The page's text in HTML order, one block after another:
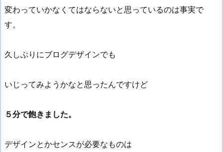
変わっていかなくてはならないと思っているのは事実で
す。
久しぶりにブログデザインでも
いじってみようかなと思ったんですけど
５分で飽きました。
デザインとかセンスが必要なものは